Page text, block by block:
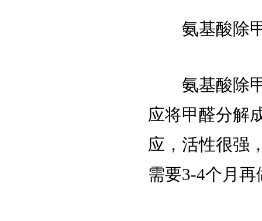
氨基酸除
氨基酸除甲
应将甲醛分解
应，活性很强
需要3-4个月